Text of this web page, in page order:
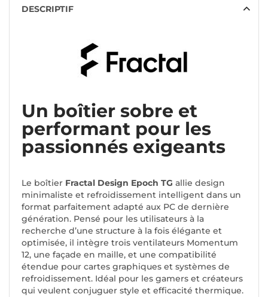
DESCRIPTIF
Un boîtier sobre et
performant pour les
passionnés exigeants
Le boîtier Fractal Design Epoch TG allie design
minimaliste et refroidissement intelligent dans un
format parfaitement adapté aux PC de dernière
génération. Pensé pour les utilisateurs à la
recherche d’une structure à la fois élégante et
optimisée, il intègre trois ventilateurs Momentum
12, une façade en maille, et une compatibilité
étendue pour cartes graphiques et systèmes de
refroidissement. Idéal pour les gamers et créateurs
qui veulent conjuguer style et efficacité thermique.